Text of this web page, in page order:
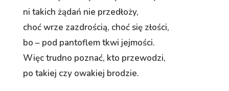
ni takich żądań nie przedłoży,
choć wrze zazdrością, choć się złości,
bo – pod pantoflem tkwi jejmości.
Więc trudno poznać, kto przewodzi,
po takiej czy owakiej brodzie.